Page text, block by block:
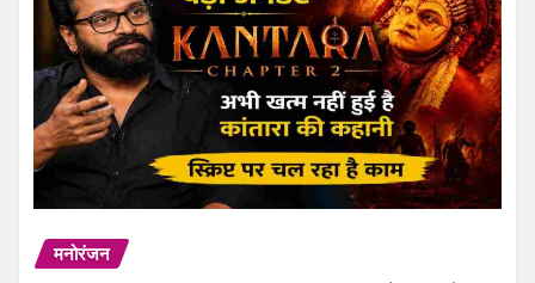
मनोरंजन